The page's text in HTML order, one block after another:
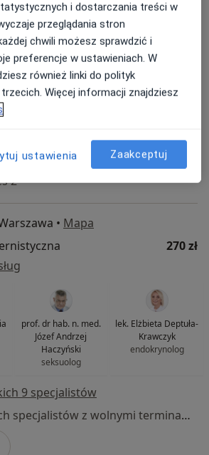
Medyczne
2
• Mapa
270 zł
prof. dr hab. n. med.
Józef Andrzej
Haczyński
seksuolog
lek. Elżbieta Deptuła-
Krawczyk
endokrynolog
9 specjalistów
Brak dostępnych specjalistów z wolnymi terminami w tym centrum medycznym.
i dostarczania treści w
przeglądania stron
chwili możesz sprawdzić i
preferencje w ustawieniach. W
również linki do polityk
Więcej informacji znajdziesz
ustawienia Zaakceptuj